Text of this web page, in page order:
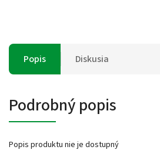
Popis Diskusia
Podrobný popis
Popis produktu nie je dostupný